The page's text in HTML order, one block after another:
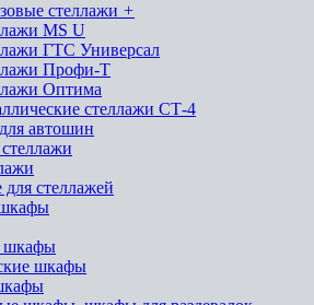
стеллажи +
MS U
ГТС Универсал
Профи-Т
Оптима
стеллажи СТ-4
автошин
стеллажей
шкафы
шкафы